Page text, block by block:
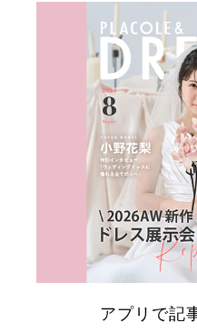
アプリで記
リ
ゾ
ー